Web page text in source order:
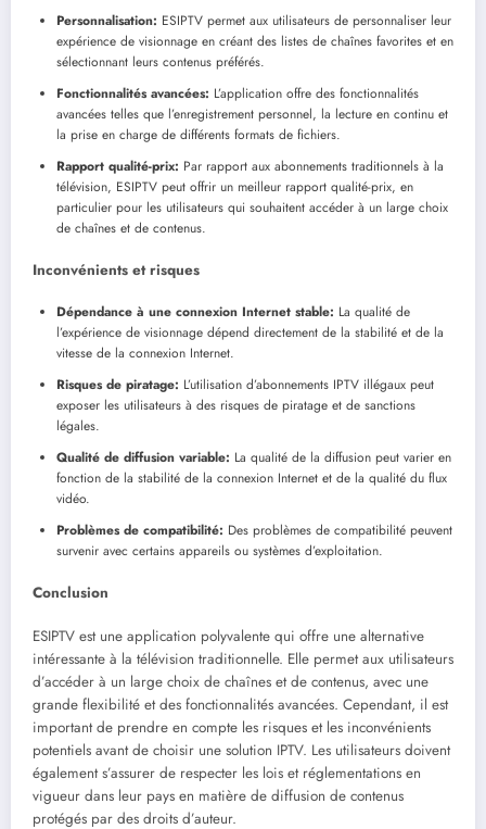
Personnalisation: ESIPTV permet aux utilisateurs de personnaliser leur
expérience de visionnage en créant des listes de chaînes favorites et en
sélectionnant leurs contenus préférés.
Fonctionnalités avancées: L’application offre des fonctionnalités
avancées telles que l’enregistrement personnel, la lecture en continu et
la prise en charge de différents formats de fichiers.
Rapport qualité-prix: Par rapport aux abonnements traditionnels à la
télévision, ESIPTV peut offrir un meilleur rapport qualité-prix, en
particulier pour les utilisateurs qui souhaitent accéder à un large choix
de chaînes et de contenus.
Inconvénients et risques
Dépendance à une connexion Internet stable: La qualité de
l’expérience de visionnage dépend directement de la stabilité et de la
vitesse de la connexion Internet.
Risques de piratage: L’utilisation d’abonnements IPTV illégaux peut
exposer les utilisateurs à des risques de piratage et de sanctions
légales.
Qualité de diffusion variable: La qualité de la diffusion peut varier en
fonction de la stabilité de la connexion Internet et de la qualité du flux
vidéo.
Problèmes de compatibilité: Des problèmes de compatibilité peuvent
survenir avec certains appareils ou systèmes d’exploitation.
Conclusion
ESIPTV est une application polyvalente qui offre une alternative
intéressante à la télévision traditionnelle. Elle permet aux utilisateurs
d’accéder à un large choix de chaînes et de contenus, avec une
grande flexibilité et des fonctionnalités avancées. Cependant, il est
important de prendre en compte les risques et les inconvénients
potentiels avant de choisir une solution IPTV. Les utilisateurs doivent
également s’assurer de respecter les lois et réglementations en
vigueur dans leur pays en matière de diffusion de contenus
protégés par des droits d’auteur.